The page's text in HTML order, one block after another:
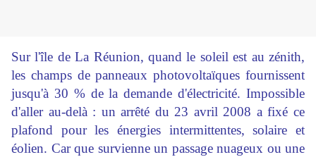
Sur l'île de La Réunion, quand le soleil est au zénith,
les champs de panneaux photovoltaïques fournissent
jusqu'à 30 % de la demande d'électricité. Impossible
d'allerau-delà : un arrêté du 23 avril 2008 a fixé ce
plafond pour les énergies intermittentes, solaire et
éolien. Car que survienne un passage nuageux ou une